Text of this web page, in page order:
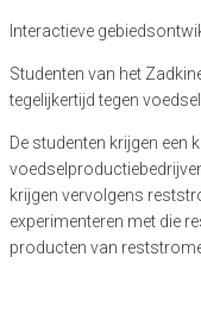
Interactieve
Studenten van het
tegelijkertijd tegen
De studenten krijgen een
krijgen vervolgens
experimenteren met die
producten van